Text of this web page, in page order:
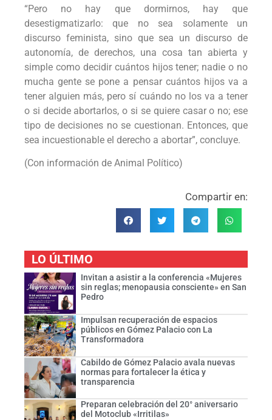
“Pero no hay que dormirnos, hay que
desestigmatizarlo: que no sea solamente un
discurso feminista, sino que sea un discurso de
autonomía, de derechos, una cosa tan abierta y
simple como decidir cuántos hijos tener; nadie o no
mucha gente se pone a pensar cuántos hijos va a
tener alguien más, pero sí cuándo no los va a tener
o si decide abortarlos, o si se quiere casar o no; ese
tipo de decisiones no se cuestionan. Entonces, que
sea incuestionable el derecho a abortar”, concluye.
(Con información de Animal Político)
Compartir en:
LO ÚLTIMO
Invitan a asistir a la conferencia «Mujeres
sin reglas; menopausia consciente» en San
Pedro
Impulsan recuperación de espacios
públicos en Gómez Palacio con La
Transformadora
Cabildo de Gómez Palacio avala nuevas
normas para fortalecer la ética y
transparencia
Preparan celebración del 20° aniversario
del Motoclub «Irritilas»